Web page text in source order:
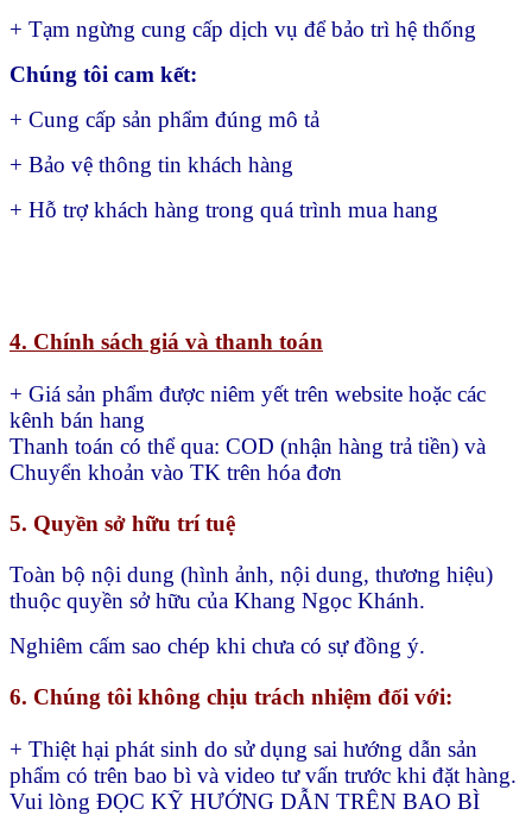
+ Tạm ngừng cung cấp dịch vụ để bảo trì hệ thống
Chúng tôi cam kết:
+ Cung cấp sản phẩm đúng mô tả
+ Bảo vệ thông tin khách hàng
+ Hỗ trợ khách hàng trong quá trình mua hang
4. Chính sách giá và thanh toán
+ Giá sản phẩm được niêm yết trên website hoặc các
kênh bán hang
Thanh toán có thể qua: COD (nhận hàng trả tiền) và
Chuyển khoản vào TK trên hóa đơn
5. Quyền sở hữu trí tuệ
Toàn bộ nội dung (hình ảnh, nội dung, thương hiệu)
thuộc quyền sở hữu của Khang Ngọc Khánh.
Nghiêm cấm sao chép khi chưa có sự đồng ý.
6. Chúng tôi không chịu trách nhiệm đối với:
+ Thiệt hại phát sinh do sử dụng sai hướng dẫn sản
phẩm có trên bao bì và video tư vấn trước khi đặt hàng.
Vui lòng ĐỌC KỸ HƯỚNG DẪN TRÊN BAO BÌ